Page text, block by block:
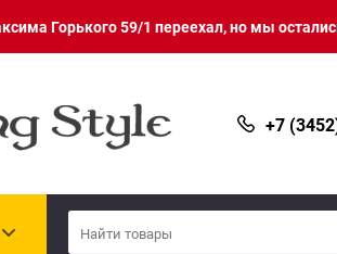
Горького 59/1 переехал, но мы
+7